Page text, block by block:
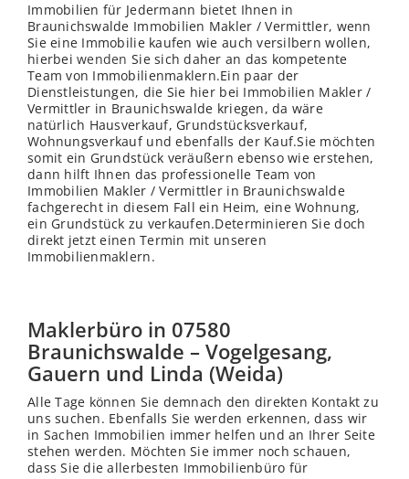
Immobilien für Jedermann bietet Ihnen in
Braunichswalde Immobilien Makler / Vermittler, wenn
Sie eine Immobilie kaufen wie auch versilbern wollen,
hierbeiwenden Sie sich daher an das kompetente
Team von Immobilienmaklern.Ein paar der
Dienstleistungen, die Sie hier bei Immobilien Makler /
Vermittler in Braunichswalde kriegen, da wäre
natürlich Hausverkauf, Grundstücksverkauf,
Wohnungsverkauf und ebenfalls der Kauf.Sie möchten
somit ein Grundstück veräußern ebenso wie erstehen,
dann hilft Ihnen das professionelle Team von
Immobilien Makler / Vermittler in Braunichswalde
fachgerecht in diesem Fall ein Heim, eine Wohnung,
ein Grundstück zu verkaufen.Determinieren Sie doch
direkt jetzt einen Termin mit unseren
Immobilienmaklern.
Maklerbüro in 07580
Braunichswalde – Vogelgesang,
Gauern und Linda (Weida)
Alle Tage können Sie demnach den direkten Kontakt zu
uns suchen. Ebenfalls Sie werden erkennen, dass wir
in Sachen Immobilien immer helfen und an Ihrer Seite
stehen werden. Möchten Sie immer noch schauen,
dass Sie die allerbesten Immobilienbüro für